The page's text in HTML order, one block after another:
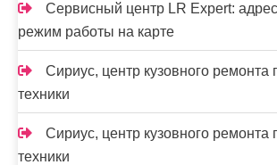
Сервисный центр LR Expert:
режим работы на карте
Сириус, центр кузовного ремонта
техники
Сириус, центр кузовного ремонта
техники